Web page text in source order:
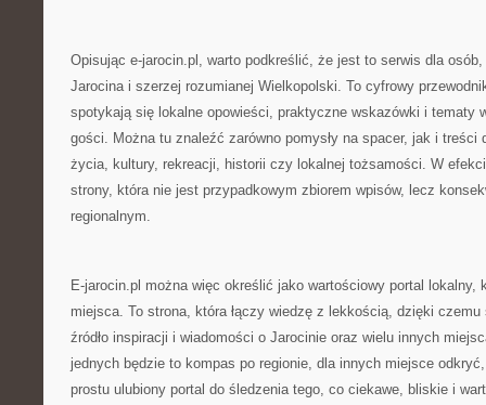
Opisując e-jarocin.pl, warto podkreślić, że jest to serwis dla
Jarocina i szerzej rozumianej Wielkopolski. To cyfrowy
spotykają się lokalne opowieści, praktyczne wskazówki i tematy
gości. Można tu znaleźć zarówno pomysły na spacer, jak i
życia, kultury, rekreacji, historii czy lokalnej tożsamości. W
strony, która nie jest przypadkowym zbiorem wpisów, lecz
regionalnym.
E-jarocin.pl można więc określić jako wartościowy portal lokalny,
miejsca. To strona, która łączy wiedzę z lekkością, dzięki
źródło inspiracji i wiadomości o Jarocinie oraz wielu innych
jednych będzie to kompas po regionie, dla innych miejsce
prostu ulubiony portal do śledzenia tego, co ciekawe, bliskie i